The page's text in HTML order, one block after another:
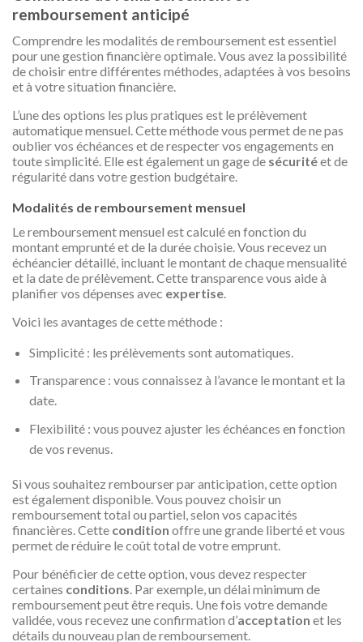
remboursement anticipé
Comprendre les modalités de remboursement est essentiel
pour une gestion financière optimale. Vous avez la possibilité
de choisir entre différentes méthodes, adaptées à vos besoins
et à votre situation financière.
L’une des options les plus pratiques est le prélèvement
automatique mensuel. Cette méthode vous permet de ne pas
oublier vos échéances et de respecter vos engagements en
toute simplicité. Elle est également un gage de sécuritéet de
régularité dans votre gestion budgétaire.
Modalités de remboursement mensuel
Le remboursement mensuel est calculé en fonction du
montant emprunté et de la durée choisie. Vous recevez un
échéancier détaillé, incluant le montant de chaque mensualité
et la date de prélèvement. Cette transparence vous aide à
planifier vos dépenses avec expertise.
Voici les avantages de cette méthode :
Simplicité : les prélèvements sont automatiques.
Transparence : vous connaissez à l’avance le montant et la
date.
Flexibilité : vous pouvez ajuster les échéances en fonction
de vos revenus.
Si vous souhaitez rembourser par anticipation, cette option
est également disponible. Vous pouvez choisir un
remboursement total ou partiel, selon vos capacités
financières. Cette condition offre une grande liberté et vous
permet de réduire le coût total de votre emprunt.
Pour bénéficier de cette option, vous devez respecter
certaines conditions. Par exemple, un délai minimum de
remboursement peut être requis. Une fois votre demande
validée, vous recevez une confirmation d’acceptation et les
détails du nouveau plan de remboursement.